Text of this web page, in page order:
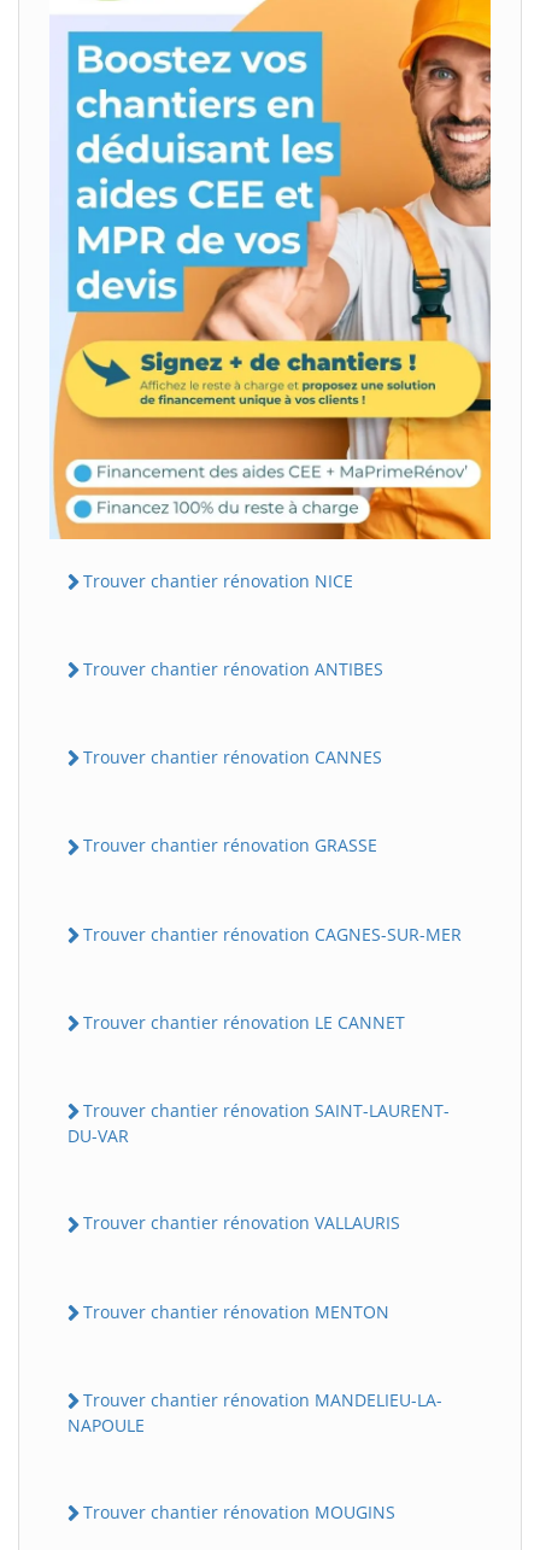
Trouver chantier rénovation NICE
Trouver chantier rénovation ANTIBES
Trouver chantier rénovation CANNES
Trouver chantier rénovation GRASSE
Trouver chantier rénovation CAGNES-SUR-MER
Trouver chantier rénovation LE CANNET
Trouver chantier rénovation SAINT-LAURENT-
DU-VAR
Trouver chantier rénovation VALLAURIS
Trouver chantier rénovation MENTON
Trouver chantier rénovation MANDELIEU-LA-
NAPOULE
Trouver chantier rénovation MOUGINS